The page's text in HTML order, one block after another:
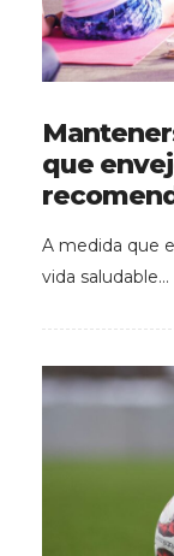
que
A medida que
vida saludable…